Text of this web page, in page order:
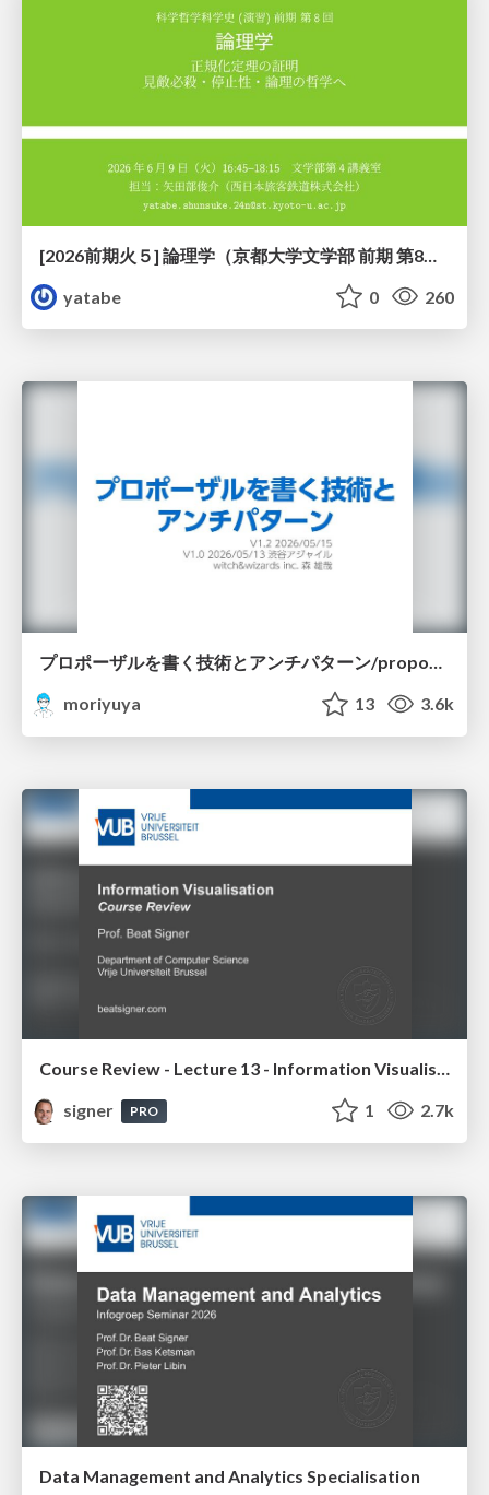
yatabe
0 260
プロポーザルを書く技術とアンチパターン/proposal-writing-and-antipatterns
moriyuya
13 3.6k
Course Review - Lecture 13 - Information Visualisation (4019538FNR)
signer
PRO 1 2.7k
Data Management and Analytics Specialisation